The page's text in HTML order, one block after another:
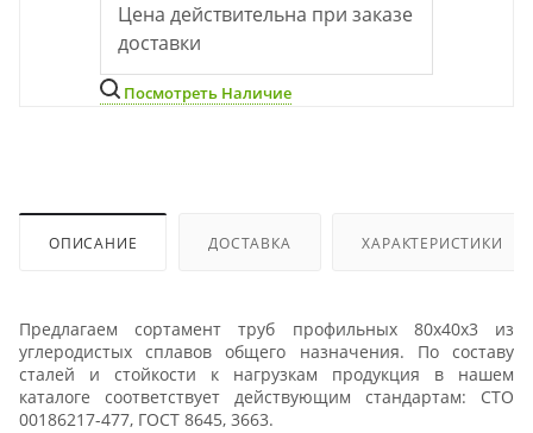
Цена действительна при заказе
доставки
Посмотреть Наличие
ОПИСАНИЕ ДОСТАВКА ХАРАКТЕРИСТИКИ
Предлагаем сортамент труб профильных 80х40х3 из
углеродистых сплавов общего назначения. По составу
сталей и стойкости к нагрузкам продукция в нашем
каталоге соответствует действующим стандартам: СТО
00186217-477, ГОСТ 8645, 3663.